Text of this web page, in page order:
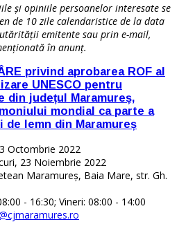
şi opiniile persoanelor interesate se
de 10 zile calendaristice de la data
emitente sau prin e-mail,
în anunţ.
privind aprobarea ROF al
UNESCO pentru
din județul Maramureș,
mondial ca parte a
lemn din Maramureș
Octombrie 2022
23 Noiembrie 2022
Maramureş, Baia Mare, str. Gh.
- 16:30; Vineri: 08:00 - 14:00